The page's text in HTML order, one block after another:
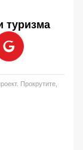
туризма
Прокрутите,